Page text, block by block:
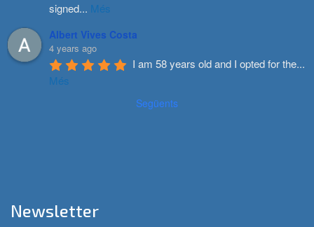
signed... Més
Albert Vives Costa
4 years ago
I am 58 years old and I opted for the...
Més
Següents
Newsletter